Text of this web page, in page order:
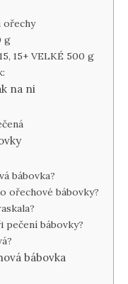
ořechy
g
15+ VELKÉ 500 g
na ni
bábovka?
ořechové bábovky?
pečení bábovky?
bábovka